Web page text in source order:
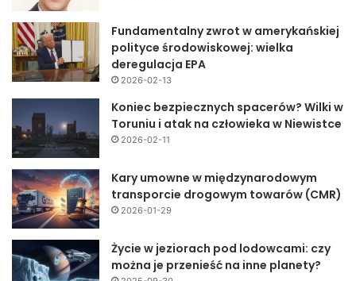
Fundamentalny zwrot w amerykańskiej
polityce środowiskowej: wielka
deregulacja EPA
2026-02-13
Koniec bezpiecznych spacerów? Wilki w
Toruniu i atak na człowieka w Niewistce
2026-02-11
Kary umowne w międzynarodowym
transporcie drogowym towarów (CMR)
2026-01-29
Życie w jeziorach pod lodowcami: czy
można je przenieść na inne planety?